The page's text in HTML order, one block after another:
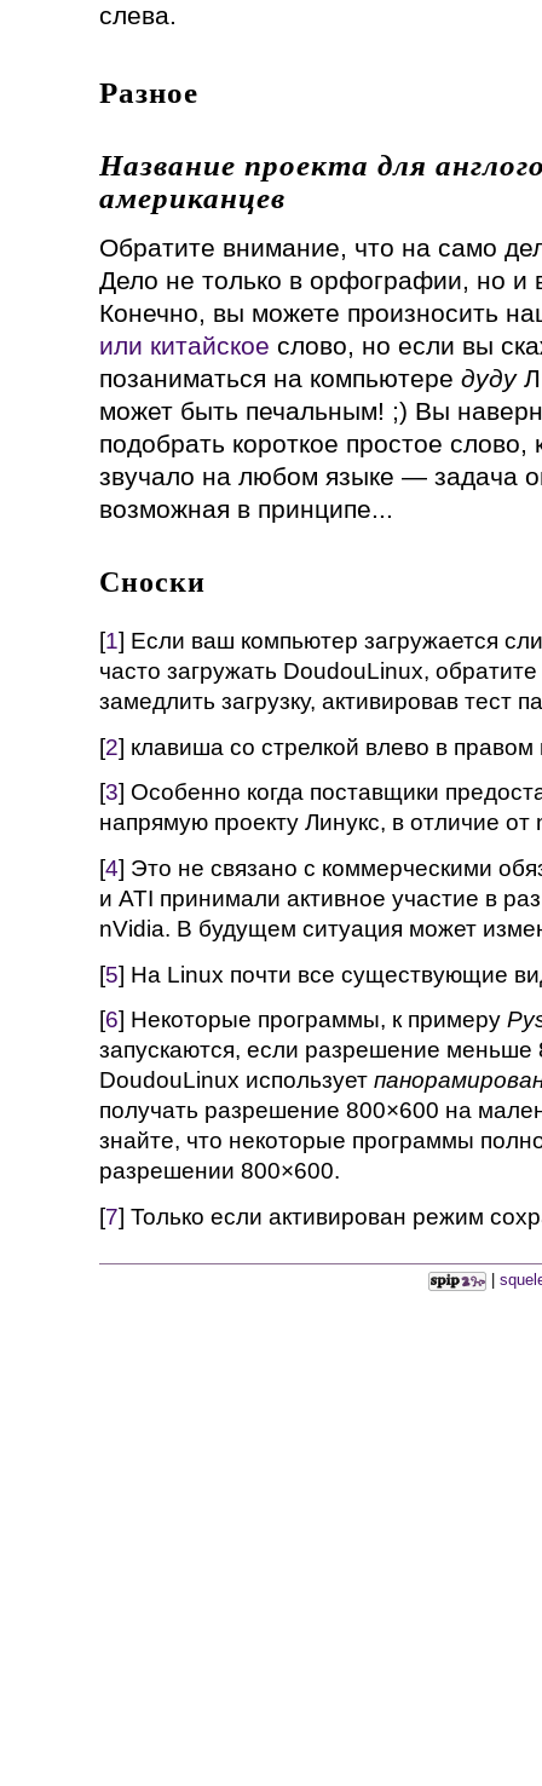
слева.
Разное
Название проекта для
американцев
Обратите внимание, что на само
Дело не только в орфографии, но и
Конечно, вы можете произносить
или китайское слово, но если вы
позаниматься на компьютере дуду
может быть печальным! ;) Вы
подобрать короткое простое
звучало на любом языке — задача
возможная в принципе...
Сноски
[1] Если ваш компьютер загружается
часто загружать DoudouLinux,
замедлить загрузку, активировав тест
[2] клавиша со стрелкой влево в правом
[3] Особенно когда поставщики
напрямую проекту Линукс, в отличие от
[4] Это не связано с коммерческими
и ATI принимали активное участие в
nVidia. В будущем ситуация может
[5] На Linux почти все существующие
[6] Некоторые программы, к примеру
запускаются, если разрешение
DoudouLinux использует
получать разрешение 800×600 на
знайте, что некоторые программы
разрешении 800×600.
[7] Только если активирован режим